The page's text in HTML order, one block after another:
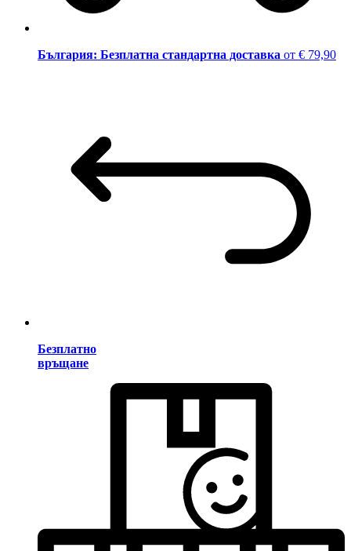
България: Безплатна стандартна доставка от € 79,90
Безплатно
връщане